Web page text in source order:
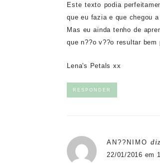
Este texto podia
que eu fazia e que chegou
Mas eu ainda tenho de
que n??o v??o resultar bem
Lena's Petals xx
RESPONDER
AN??NIMO diz
22/01/2016 em